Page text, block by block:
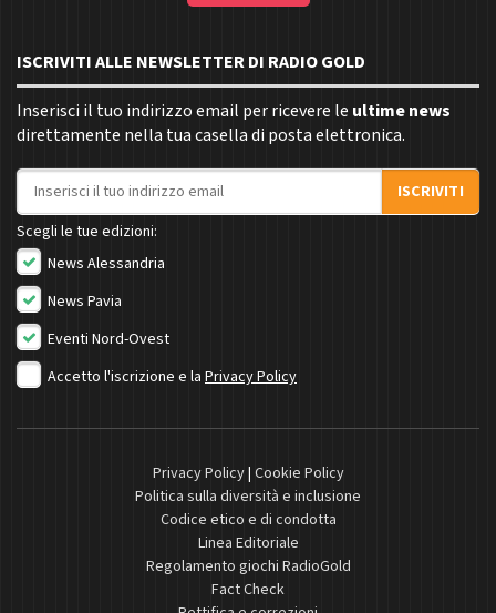
ISCRIVITI ALLE NEWSLETTER DI RADIO GOLD
Inserisci il tuo indirizzo email per ricevere le ultime news
direttamente nella tua casella di posta elettronica.
Indirizzo email
ISCRIVITI
Scegli le tue edizioni:
News Alessandria
News Pavia
Eventi Nord-Ovest
Accetto l'iscrizione e la Privacy Policy
Privacy Policy| Cookie Policy
Politica sulla diversità e inclusione
Codice etico e di condotta
Linea Editoriale
Regolamento giochi RadioGold
Fact Check